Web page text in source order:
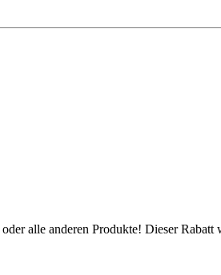
alle anderen Produkte! Dieser